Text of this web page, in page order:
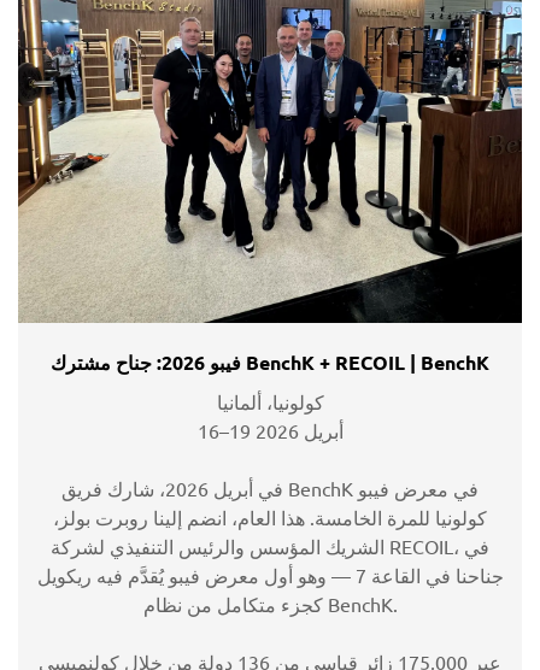
فيبو 2026: جناح مشترك BenchK + RECOIL | BenchK
كولونيا، ألمانيا
16–19 أبريل 2026
في أبريل 2026، شارك فريق BenchK في معرض فيبو
كولونيا للمرة الخامسة. هذا العام، انضم إلينا روبرت بولز،
الشريك المؤسس والرئيس التنفيذي لشركة RECOIL، في
جناحنا في القاعة 7 — وهو أول معرض فيبو يُقدَّم فيه ريكويل
كجزء متكامل من نظام BenchK.
عبر 175,000 زائر قياسي من 136 دولة من خلال كولنميسي